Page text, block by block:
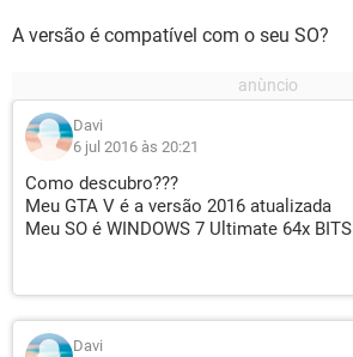
A versão é compatível com o seu SO?
Davi
6 jul 2016 às 20:21
Como descubro???
Meu GTA V é a versão 2016 atualizada
Meu SO é WINDOWS 7 Ultimate 64x BITS
Davi